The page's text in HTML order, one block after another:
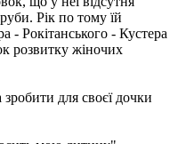
Рік по тому їй
- Рокітанського - Кустера
розвитку жіночих
для своєї дочки